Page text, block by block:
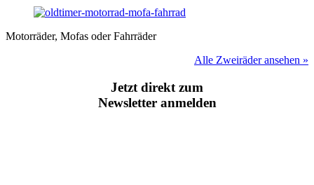
Motorräder, Mofas oder Fahrräder
Alle Zweiräder ansehen »
Jetzt direkt zum
Newsletter anmelden